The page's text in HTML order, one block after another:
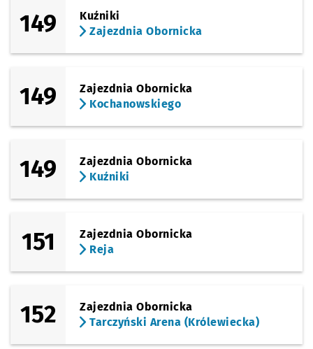
149
Kuźniki
Zajezdnia Obornicka
149
Zajezdnia Obornicka
Kochanowskiego
149
Zajezdnia Obornicka
Kuźniki
151
Zajezdnia Obornicka
Reja
152
Zajezdnia Obornicka
Tarczyński Arena (Królewiecka)